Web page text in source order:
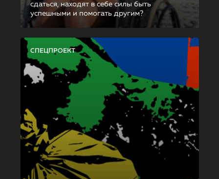
сдаться, находят в себе силы быть
успешными и помогать другим?
СПЕЦПРОЕКТ